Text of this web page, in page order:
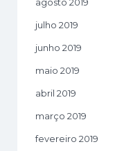
julho 2019
junho 2019
maio 2019
abril 2019
março 2019
fevereiro 2019